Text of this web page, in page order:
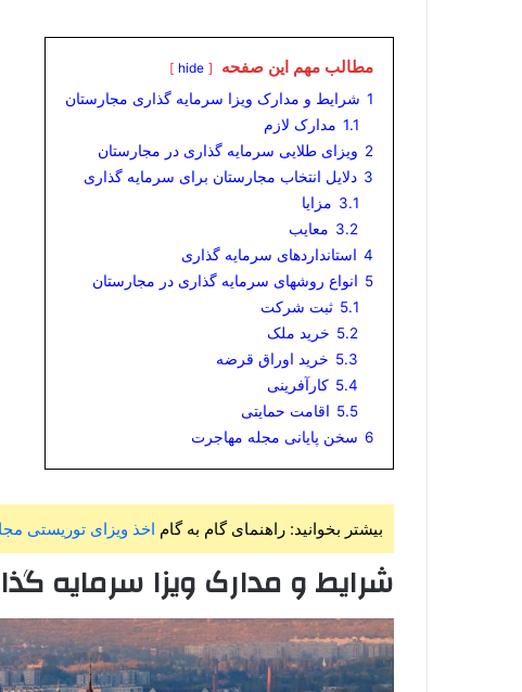
مطالب مهم این صفحه hide
1 شرایط و مدارک ویزا سرمایه گذاری مجارستان
1.1 مدارک لازم
2 ویزای طلایی سرمایه گذاری در مجارستان
3 دلایل انتخاب مجارستان برای سرمایه گذاری
3.1 مزایا
3.2 معایب
4 استانداردهای سرمایه گذاری
5 انواع روشهای سرمایه گذاری در مجارستان
5.1 ثبت شرکت
5.2 خرید ملک
5.3 خرید اوراق قرضه
5.4 کارآفرینی
5.5 اقامت حمایتی
6 سخن پایانی مجله مهاجرت
بیشتر بخوانید: راهنمای گام به گام اخذ ویزای توریستی
شرایط و مدارک ویزا سرمایه